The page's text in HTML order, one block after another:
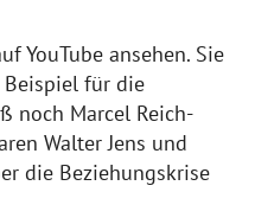
YouTube ansehen. Sie
Beispiel für die
noch Marcel Reich-
Walter Jens und
die Beziehungskrise